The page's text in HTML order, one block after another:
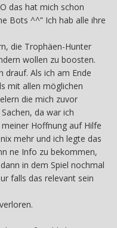
das hat mich schon
Bots ^^” Ich hab alle ihre
die Trophäen-Hunter
wollen zu boosten.
drauf. Als ich am Ende
mit allen möglichen
die mich zuvor
da war ich
Hoffnung auf Hilfe
mehr und ich legte das
ne Info zu bekommen,
in dem Spiel nochmal
falls das relevant sein